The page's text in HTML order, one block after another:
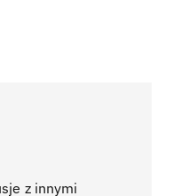
z innymi